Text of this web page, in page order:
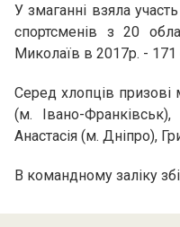
У змаганні взяла
спортсменів з 20
Миколаїв в 2017р. - 171
Серед хлопців
(м. Івано-
Анастасія (м. Дніпро),
В командному заліку